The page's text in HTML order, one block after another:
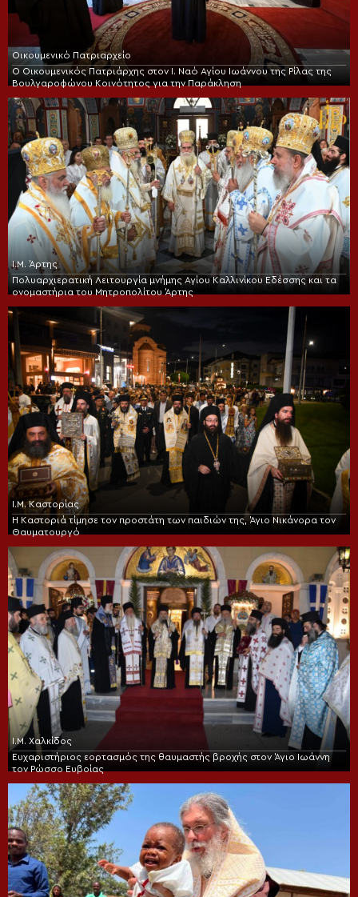
Οικουμενικό Πατριαρχείο
Ο Οικουμενικός Πατριάρχης στον I. Ναό Αγίου Ιωάννου της Ρίλας της
Βουλγαροφώνου Κοινότητος για την Παράκληση
Ι.Μ. Άρτης
Πολυαρχιερατική Λειτουργία μνήμης Αγίου Καλλινίκου Εδέσσης και τα
ονομαστήρια του Μητροπολίτου Άρτης
Ι.Μ. Καστορίας
Η Καστοριά τίμησε τον προστάτη των παιδιών της, Άγιο Νικάνορα τον
Θαυματουργό
Ι.Μ. Χαλκίδος
Ευχαριστήριος εορτασμός της θαυμαστής βροχής στον Άγιο Ιωάννη
τον Ρώσσο Ευβοίας